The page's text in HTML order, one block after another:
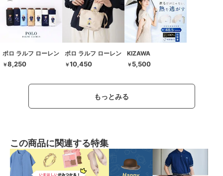
ポロ ラルフ ローレン
￥8,250
ポロ ラルフ ローレン
￥10,450
KIZAWA
￥ 5,500
もっとみる
この商品に関連する特集